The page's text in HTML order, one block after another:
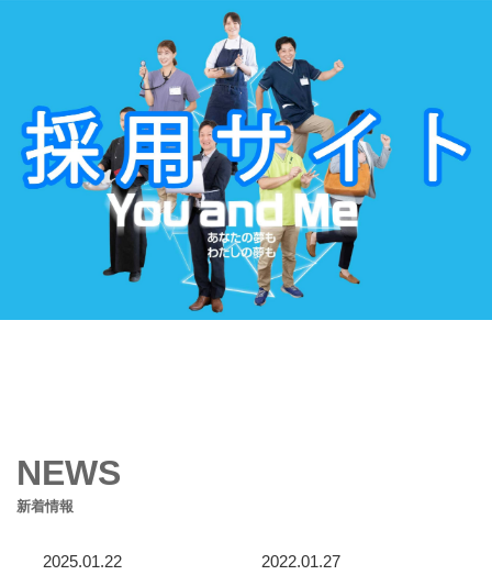
NEWS
新着情報
2025.01.22
2022.01.27